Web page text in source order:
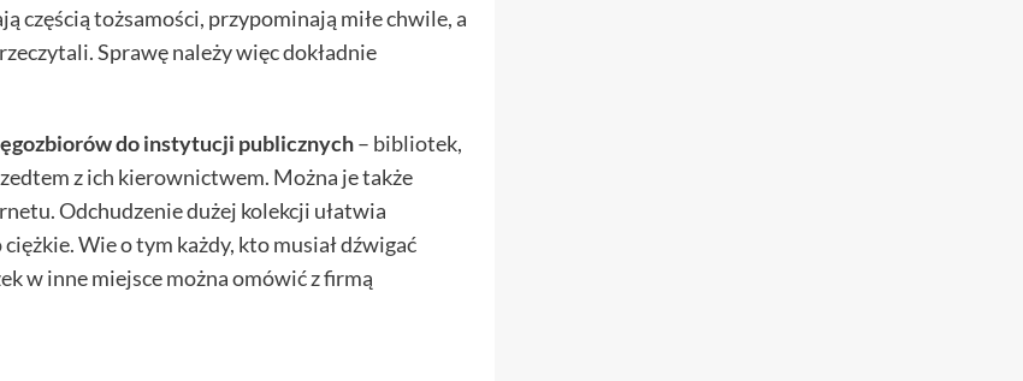
częścią tożsamości, przypominają miłe chwile, a
Sprawę należy więc dokładnie
do instytucji publicznych– bibliotek,
z ich kierownictwem. Można je także
Odchudzenie dużej kolekcji ułatwia
Wie o tym każdy, kto musiał dźwigać
w inne miejsce można omówić z firmą